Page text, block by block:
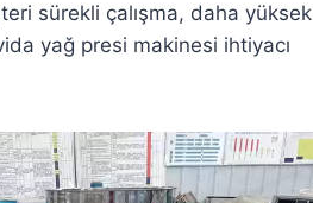
sürekli çalışma, daha yüksek
yağ presi makinesi ihtiyacı